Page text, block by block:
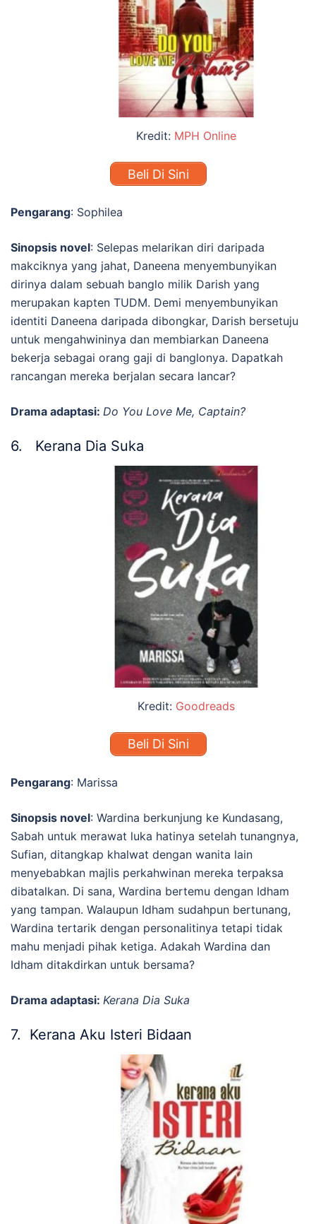
Kredit: MPH Online
Beli Di Sini
Pengarang: Sophilea
Sinopsis novel: Selepas melarikan diri daripada
makciknya yang jahat, Daneena menyembunyikan
dirinya dalam sebuah banglo milik Darish yang
merupakan kapten TUDM. Demi menyembunyikan
identiti Daneena daripada dibongkar, Darish bersetuju
untuk mengahwininya dan membiarkan Daneena
bekerja sebagai orang gaji di banglonya. Dapatkah
rancangan mereka berjalan secara lancar?
Drama adaptasi: Do You Love Me, Captain?
6. Kerana Dia Suka
Kredit: Goodreads
Beli Di Sini
Pengarang: Marissa
Sinopsis novel: Wardina berkunjung ke Kundasang,
Sabah untuk merawat luka hatinya setelah tunangnya,
Sufian, ditangkap khalwat dengan wanita lain
menyebabkan majlis perkahwinan mereka terpaksa
dibatalkan. Di sana, Wardina bertemu dengan Idham
yang tampan. Walaupun Idham sudahpun bertunang,
Wardina tertarik dengan personalitinya tetapi tidak
mahu menjadi pihak ketiga. Adakah Wardina dan
Idham ditakdirkan untuk bersama?
Drama adaptasi: Kerana Dia Suka
7. Kerana Aku Isteri Bidaan